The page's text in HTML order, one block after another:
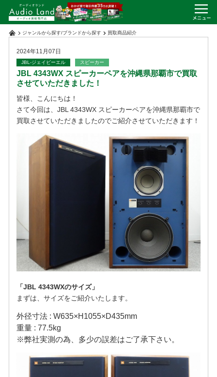
ジャンルから探す/ブランドから探す 買取商品紹介
2024年11月07日
JBL-ジェイビーエル スピーカー
JBL 4343WX スピーカーペアを沖縄県那覇市で買取
させていただきました！
皆様、こんにちは！
さて今回は、JBL 4343WX スピーカーペアを沖縄県那覇市で
買取させていただきましたのでご紹介させていただきます！
「JBL 4343WXのサイズ」
まずは、サイズをご紹介いたします。
外径寸法 : W635×H1055×D435mm
重量 : 77.5kg
※弊社実測の為、多少の誤差はご了承下さい。